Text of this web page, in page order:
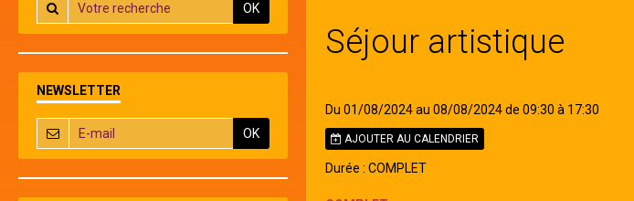
Séjour artistique
Du 01/08/2024au 08/08/2024de 09:30 à 17:30
AJOUTER AU CALENDRIER
Durée : COMPLET
OK
NEWSLETTER
OK